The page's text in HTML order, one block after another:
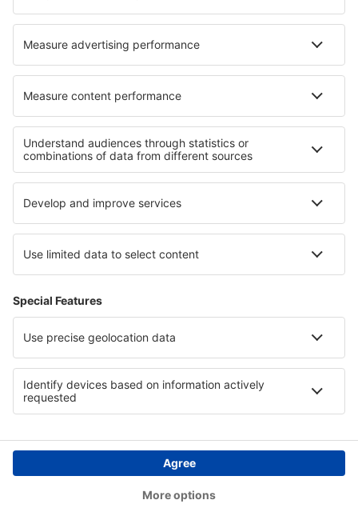
Verblijf in Modřice Verblijf in La Durantaye
Beste accommodatie - regio's
Verblijf in Nationaal Park Bieszczady
Verblijf in Nationaal Park Bory Tucholskie Verblijf in Opolskie
Verblijf in Nationaal Park Wigry Verblijf in Saalfelden Leogang
Verblijf in provincie Osorno Verblijf in Val Thorens
Verblijf aan de Rimini Coast Verblijf in Tsjechië
Copyright © eSky.nl. Alle rechten voorbehouden.